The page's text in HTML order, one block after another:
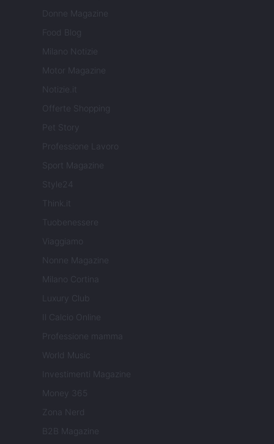
Donne Magazine
Food Blog
Milano Notizie
Motor Magazine
Notizie.it
Offerte Shopping
Pet Story
Professione Lavoro
Sport Magazine
Style24
Think.it
Tuobenessere
Viaggiamo
Nonne Magazine
Milano Cortina
Luxury Club
Il Calcio Online
Professione mamma
World Music
Investimenti Magazine
Money 365
Zona Nerd
B2B Magazine